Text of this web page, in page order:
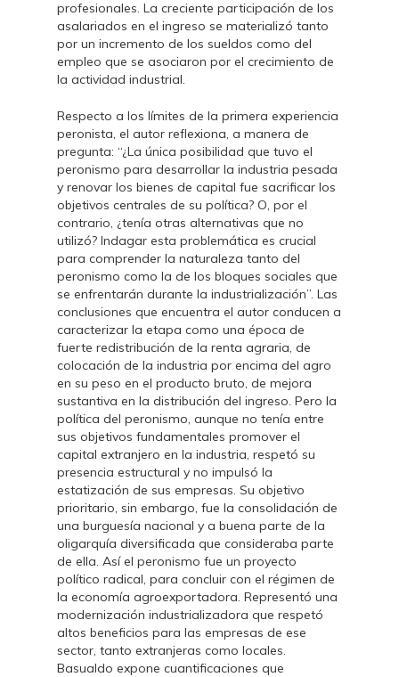
profesionales. La creciente participación de los
asalariados en el ingreso se materializó tanto
por un incremento de los sueldos como del
empleo que se asociaron por el crecimiento de
la actividad industrial.
Respecto a los límites de la primera experiencia
peronista, el autor reflexiona, a manera de
pregunta: “¿La única posibilidad que tuvo el
peronismo para desarrollar la industria pesada
y renovar los bienes de capital fue sacrificar los
objetivos centrales de su política? O, por el
contrario, ¿tenía otras alternativas que no
utilizó? Indagar esta problemática es crucial
para comprender la naturaleza tanto del
peronismo como la de los bloques sociales que
se enfrentarán durante la industrialización”. Las
conclusiones que encuentra el autor conducen a
caracterizar la etapa como una época de
fuerte redistribución de la renta agraria, de
colocación de la industria por encima del agro
en su peso en el producto bruto, de mejora
sustantiva en la distribución del ingreso. Pero la
política del peronismo, aunque no tenía entre
sus objetivos fundamentales promover el
capital extranjero en la industria, respetó su
presencia estructural y no impulsó la
estatización de sus empresas. Su objetivo
prioritario, sin embargo, fue la consolidación de
una burguesía nacional y a buena parte de la
oligarquía diversificada que consideraba parte
de ella. Así el peronismo fue un proyecto
político radical, para concluir con el régimen de
la economía agroexportadora. Representó una
modernización industrializadora que respetó
altos beneficios para las empresas de ese
sector, tanto extranjeras como locales.
Basualdo expone cuantificaciones que